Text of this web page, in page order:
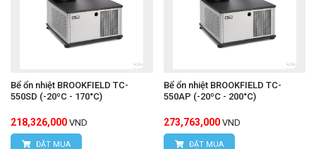
Bể ổn nhiệt BROOKFIELD TC-
550SD (-20ºC - 170°C)
218,326,000 VND
ĐẶT MUA
Bể ổn nhiệt BROOKFIELD TC-
550AP (-20ºC - 200°C)
273,763,000 VND
ĐẶT MUA